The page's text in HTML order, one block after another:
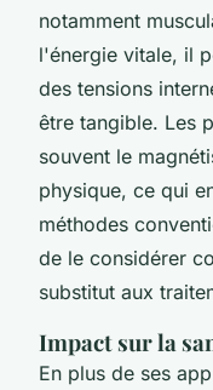
notamment
l'énergie vitale, il
des tensions
être tangible. Les
souvent le
physique, ce qui
méthodes
de le considérer
substitut aux
Impact sur la
En plus de ses